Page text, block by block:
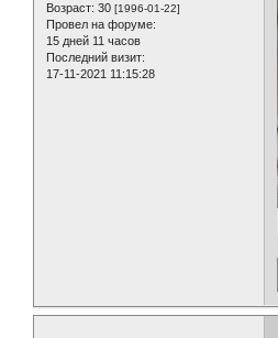
Возраст: 30 [1996-01-22]
Провел на форуме:
15 дней 11 часов
Последний визит:
17-11-2021 11:15:28